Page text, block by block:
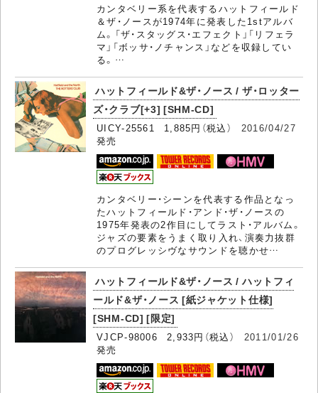
カンタベリー系を代表するハットフィールド
＆ザ・ノースが1974年に発表した1stアルバ
ム。「ザ・スタッグス・エフェクト」「リフェラ
マ」「ボッサ・ノチャンス」などを収録してい
る。…
ハットフィールド&ザ・ノース / ザ・ロッター
ズ・クラブ[+3] [SHM-CD]
UICY-25561 1,885円（税込） 2016/04/27
発売
カンタベリー・シーンを代表する作品となっ
たハットフィールド・アンド・ザ・ノースの
1975年発表の2作目にしてラスト・アルバム。
ジャズの要素をうまく取り入れ、演奏力抜群
のプログレッシヴなサウンドを聴かせ…
ハットフィールド&ザ・ノース / ハットフィ
ールド&ザ・ノース [紙ジャケット仕様]
[SHM-CD] [限定]
VJCP-98006 2,933円（税込） 2011/01/26
発売